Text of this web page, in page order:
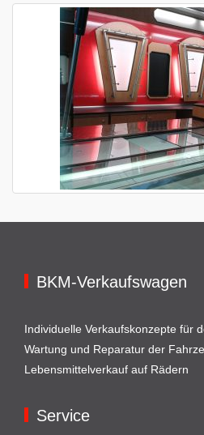
BKM-Verkaufswagen
Individuelle Verkaufskonzepte für
Wartung und Reparatur der
Lebensmittelverkauf auf Rädern
Service